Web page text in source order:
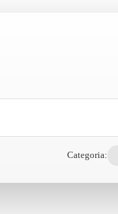
Categoria: